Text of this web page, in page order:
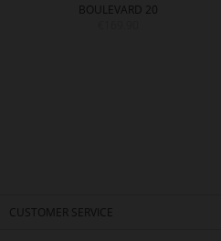
BOULEVARD 20
CUSTOMER SERVICE